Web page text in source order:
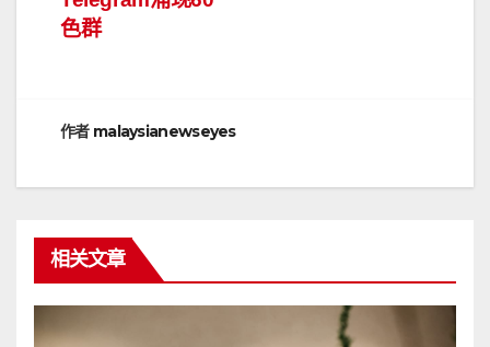
导
色群
作者 malaysianewseyes
相关文章